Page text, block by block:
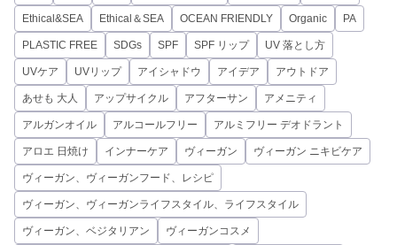
Ethical&SEA Ethical＆SEA OCEAN FRIENDLY Organic PA
PLASTIC FREE SDGs SPF SPF リップ UV 落とし方
UVケア UVリップ アイシャドウ アイデア アウトドア
あせも 大人 アップサイクル アフターサン アメニティ
アルガンオイル アルコールフリー アルミフリー デオドラント
アロエ 日焼け インナーケア ヴィーガン ヴィーガン ニキビケア
ヴィーガン、ヴィーガンフード、レシピ
ヴィーガン、ヴィーガンライフスタイル、ライフスタイル
ヴィーガン、ベジタリアン ヴィーガンコスメ